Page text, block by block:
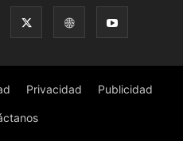
Privacidad Publicidad